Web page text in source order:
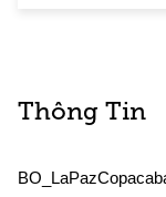
Thông Tin